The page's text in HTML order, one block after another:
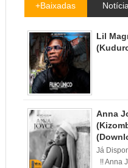
+Baixadas
Lil
Anna
Já
!! Anna